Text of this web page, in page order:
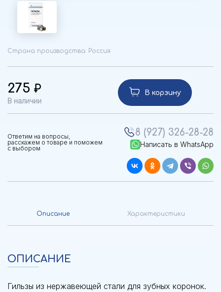
Страна производства: Россия
275
В наличии
В корзину
Ответим на вопросы,
расскажем о товаре и поможем
с выбором
8 (927) 326-28-28
Написать в WhatsApp
Описание Характеристики
ОПИСАНИЕ
Гильзы из нержавеющей стали для зубных коронок.